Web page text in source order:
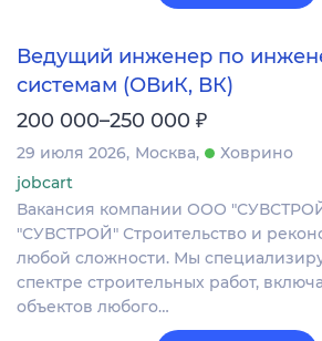
Ведущий инженер по
системам (ОВиК, ВК)
200 000–250 000 ₽
29 июля 2026 Москва
Ховрино
jobcart
Вакансия компании ООО
"СУВСТРОЙ" Строительство и
любой сложности. Мы
спектре строительных работ,
объектов любого…